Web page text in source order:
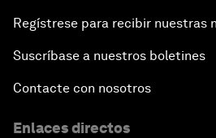
Regístrese para recibir nuestras
Suscríbase a nuestros boletines
Contacte con nosotros
Enlaces directos